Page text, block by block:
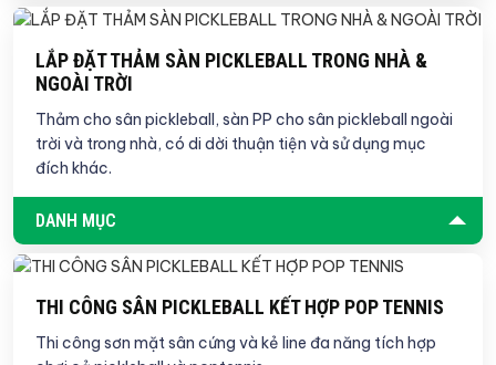
LẮP ĐẶT THẢM SÀN PICKLEBALL TRONG NHÀ &
NGOÀI TRỜI
Thảm cho sân pickleball, sàn PP cho sân pickleball ngoài
trời và trong nhà, có di dời thuận tiện và sử dụng mục
DANH MỤC
THI CÔNG SÂN PICKLEBALL KẾT HỢP POP TENNIS
Thi công sơn mặt sân cứng và kẻ line đa năng tích hợp